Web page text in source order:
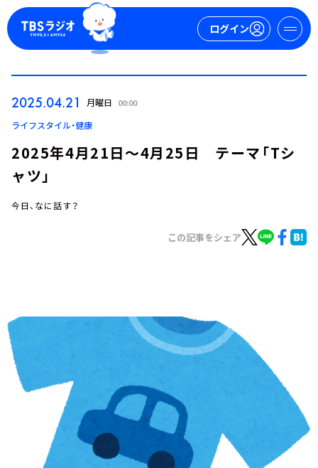
ログイン
ログイン
会社情報
2025.04.21 月曜日 00:00
ライフスタイル・健康
2025年4月21日～4月25日 テーマ「Tシ
ャツ」
今日、なに話す？
この記事をシェア